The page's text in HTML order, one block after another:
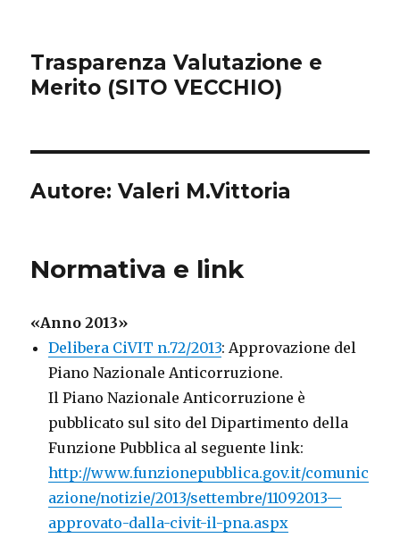
Trasparenza Valutazione e
Merito (SITO VECCHIO)
Autore:Valeri M.Vittoria
Normativa e link
«Anno 2013»
Delibera CiVIT n.72/2013: Approvazione del
Piano Nazionale Anticorruzione.
Il Piano Nazionale Anticorruzione è
pubblicato sul sito del Dipartimento della
Funzione Pubblica al seguente link:
http://www.funzionepubblica.gov.it/comunic
azione/notizie/2013/settembre/11092013—
approvato-dalla-civit-il-pna.aspx